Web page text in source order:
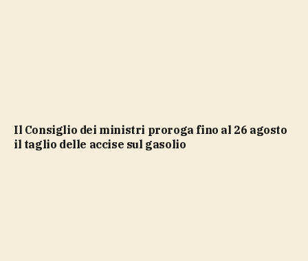
Il Consiglio dei ministri proroga fino al 26 agosto
il taglio delle accise sul gasolio